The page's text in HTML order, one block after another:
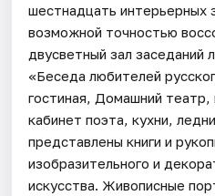
шестнадцать интерьерных
возможной точностью
двусветный зал заседаний
«Беседа любителей
гостиная, Домашний театр,
кабинет поэта, кухни,
представлены книги и
изобразительного и
искусства. Живописные